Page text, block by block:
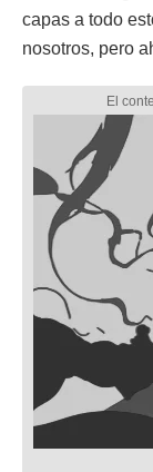
capas a todo
nosotros, pero